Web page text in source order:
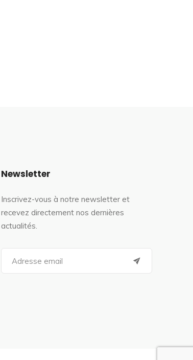
Newsletter
Inscrivez-vous à notre newsletter et
recevez directement nos dernières
actualités.
a